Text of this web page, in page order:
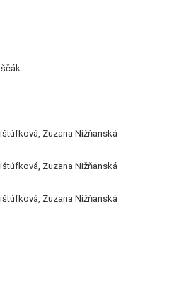
Zuzana Nižňanská
Zuzana Nižňanská
Zuzana Nižňanská